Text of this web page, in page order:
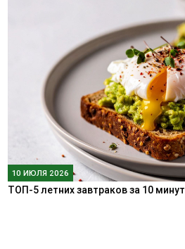
10 ИЮЛЯ 2026
ТОП-5 летних завтраков за 10 минут